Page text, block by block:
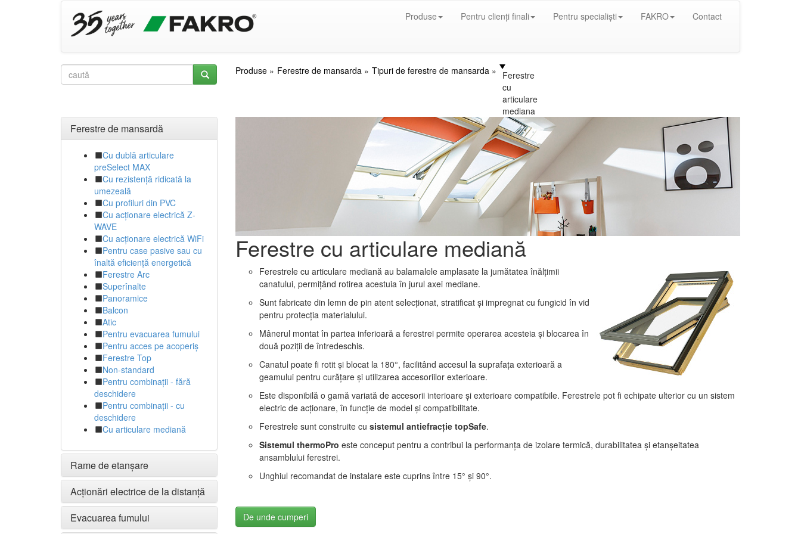
Produse Pentru clienți finali Pentru specialiști FAKRO Contact
Produse Ferestre de mansarda Tipuri de ferestre de mansarda
Ferestre
cu
articulare
mediana
Ferestre de mansardă
Cu dublă articulare
preSelect MAX
Cu rezistență ridicată la
umezeală
Cu profiluri din PVC
Cu acționare electrică Z-
WAVE
Cu acționare electrică WiFi
Pentru case pasive sau cu
înaltă eficiență energetică
Ferestre Arc
Superînalte
Panoramice
Balcon
Atic
Pentru evacuarea fumului
Pentru acces pe acoperiș
Ferestre Top
Non-standard
Pentru combinații - fără
deschidere
Pentru combinații - cu
deschidere
Cu articulare mediană
Rame de etanșare
Acționări electrice de la distanță
Evacuarea fumului
Ferestre cu articulare mediană
Ferestrele cu articulare mediană au balamalele amplasate la jumătatea înălțimii
canatului, permițând rotirea acestuia în jurul axei mediane.
Sunt fabricate din lemn de pin atent selecționat, stratificat și impregnat cu fungicid în vid
pentru protecția materialului.
Mânerul montat în partea inferioară a ferestrei permite operarea acesteia și blocarea în
două poziții de întredeschis.
Canatul poate fi rotit și blocat la 180°, facilitând accesul la suprafața exterioară a
geamului pentru curățare și utilizarea accesoriilor exterioare.
Este disponibilă o gamă variată de accesorii interioare și exterioare compatibile. Ferestrele pot fi echipate ulterior cu un sistem
electric de acționare, în funcție de model și compatibilitate.
Ferestrele sunt construite cu sistemul antiefracție topSafe.
Sistemul thermoPro este conceput pentru a contribui la performanța de izolare termică, durabilitatea și etanșeitatea
ansamblului ferestrei.
Unghiul recomandat de instalare este cuprins între 15° și 90°.
De unde cumperi